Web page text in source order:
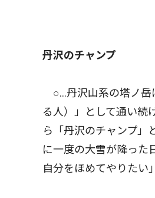
丹沢のチャンプ
○…丹沢山系の塔ノ岳
る人）」として通い続
ら「丹沢のチャンプ」
に一度の大雪が降った
自分をほめてやりたい」